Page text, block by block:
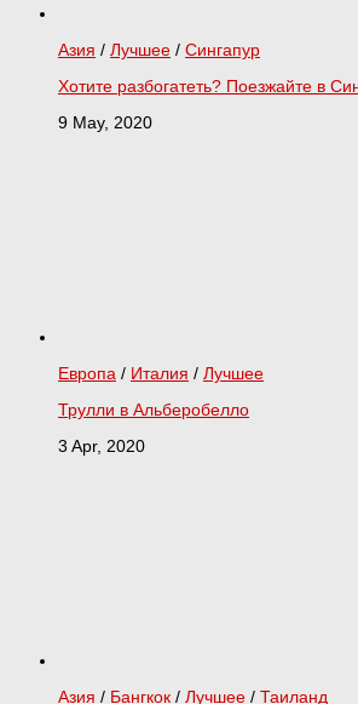
Азия / Лучшее / Сингапур
Хотите разбогатеть? Поезжайте в
9 May, 2020
Европа / Италия / Лучшее
Трулли в Альберобелло
3 Apr, 2020
Азия / Бангкок / Лучшее / Таиланд